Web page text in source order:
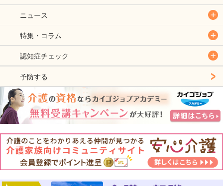
ニュース
特集・コラム
認知症チェック
予防する